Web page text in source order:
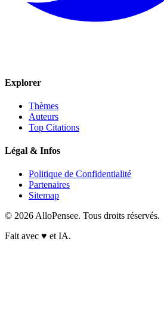
Explorer
Thèmes
Auteurs
Top Citations
Légal & Infos
Politique de Confidentialité
Partenaires
Sitemap
© 2026 AlloPensee. Tous droits réservés.
Fait avec ♥ et IA.